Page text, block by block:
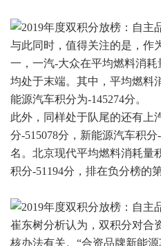
与此同时，值得关注的是，作
一，一汽-大众在平均燃料消
均处于末端。其中，平均燃料
能源汽车积分为-145274分。
此外，同样处于队尾的还有上
分-515078分，新能源汽车积
名。北京现代平均燃料消耗量
积分-51194分，排在负分榜的
崔东树分析认为，双积分对合
核办法有关。“合资品牌新能